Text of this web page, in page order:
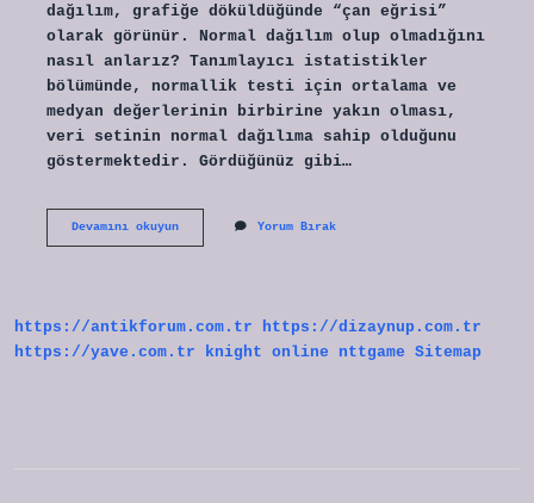
dağılım, grafiğe döküldüğünde “çan eğrisi”
olarak görünür. Normal dağılım olup olmadığını
nasıl anlarız? Tanımlayıcı istatistikler
bölümünde, normallik testi için ortalama ve
medyan değerlerinin birbirine yakın olması,
veri setinin normal dağılıma sahip olduğunu
göstermektedir. Gördüğünüz gibi…
Devamını okuyunNormal
Yorum Bırak
https://antikforum.com.tr
https://dizaynup.com.tr
https://yave.com.tr
knight online nttgame Sitemap